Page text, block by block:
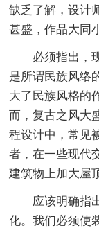
缺乏了解，设计
甚盛，作品大同
必须指出，现
是所谓民族风络
大了民族风格的
而，复古之风大
程设计中，常见
者，在一些现代
建筑物上加大屋
应该明确指出
化。我们必须使